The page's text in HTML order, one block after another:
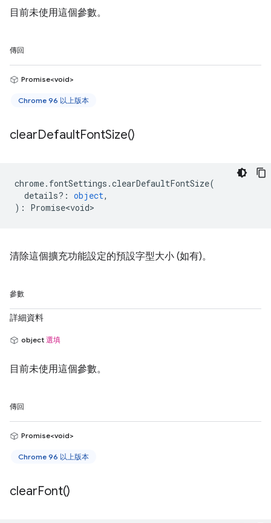
目前未使用這個參數。
傳回
Promise<void>
Chrome 96 以上版本
clearDefaultFontSize()
chrome. fontSettings .clearDefaultFontSize(
details? : object,
) : Promise<void>
清除這個擴充功能設定的預設字型大小 (如有)。
參數
詳細資料
object 選填
目前未使用這個參數。
傳回
Promise<void>
Chrome 96 以上版本
clearFont()